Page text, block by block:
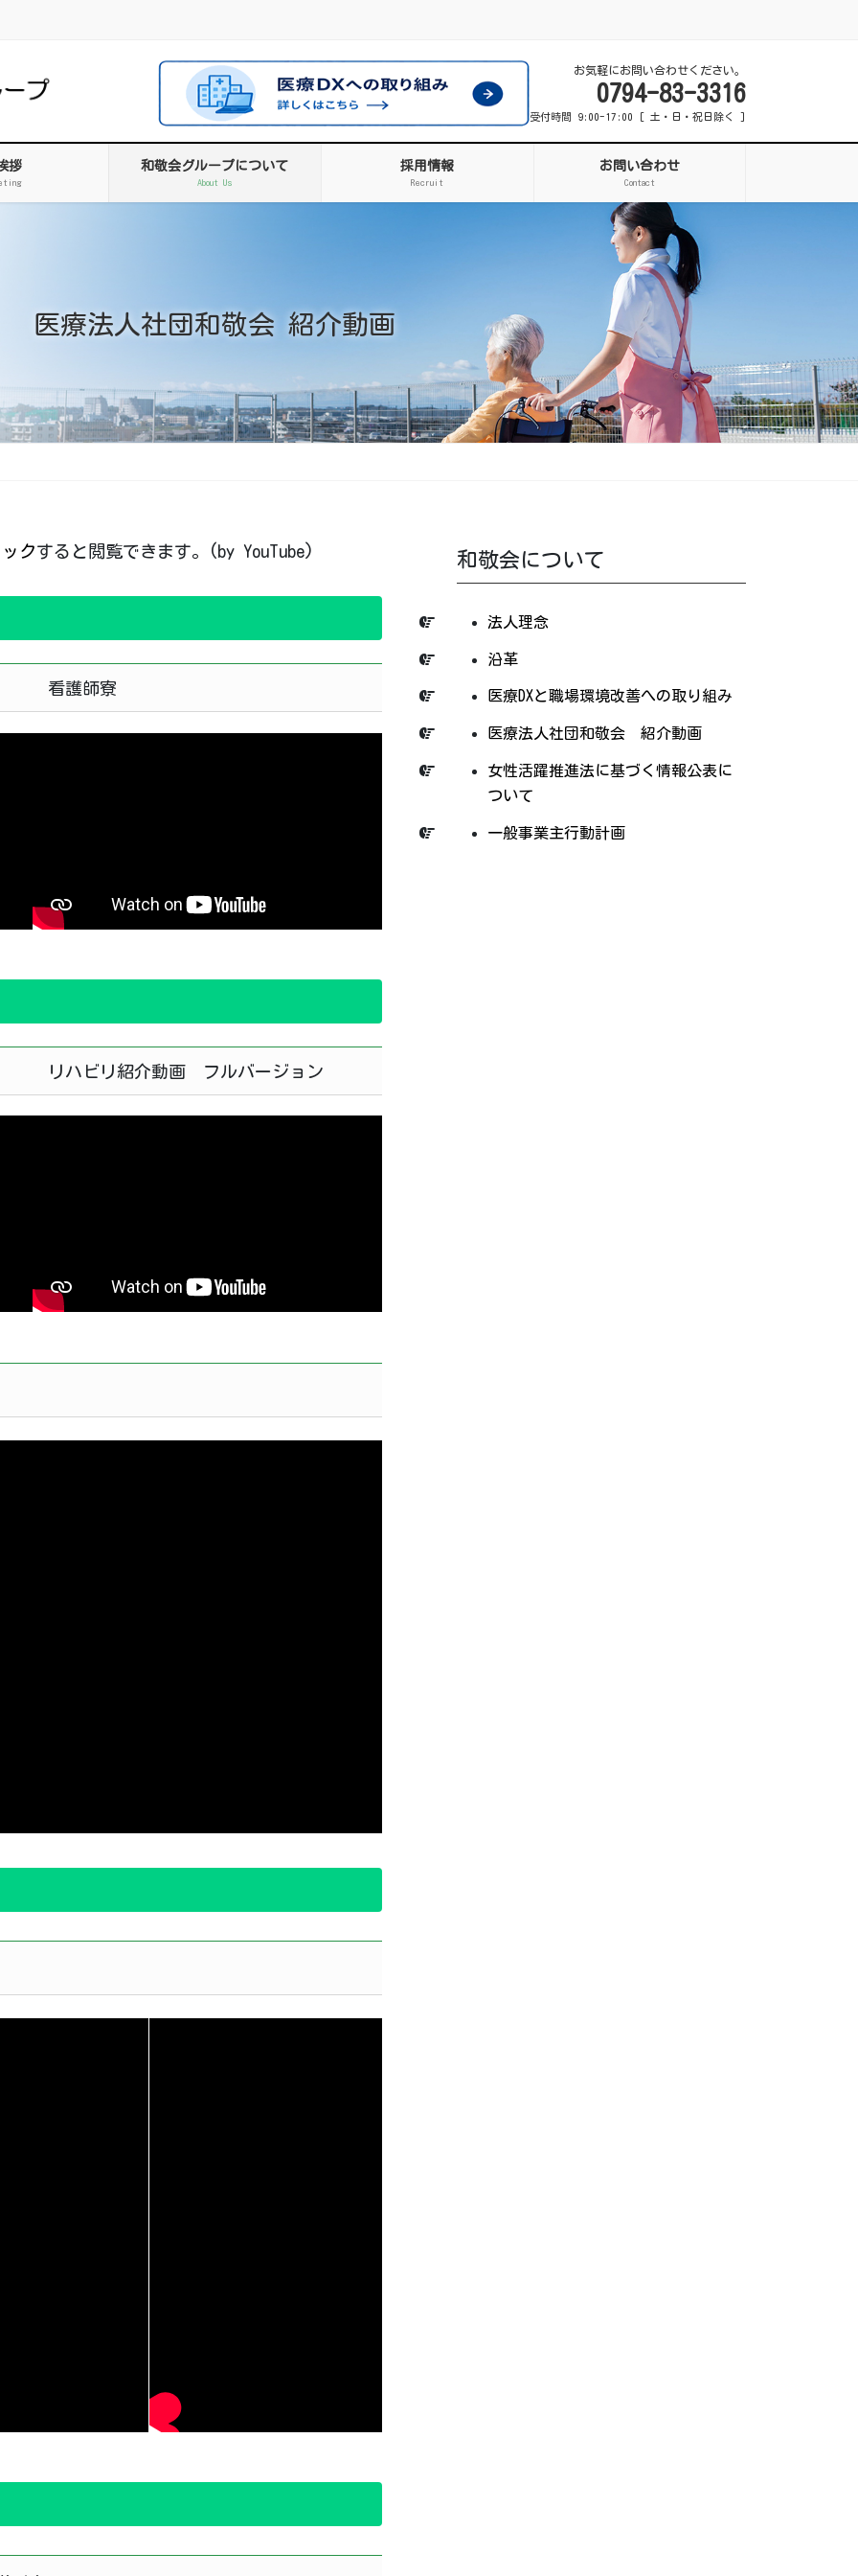
お気軽にお問い合わせください。
0794-83-3316
受付時間 9:00-17:00 [ 土・日・祝日除く ]
拶 和敬会グループについて
About Us
採用情報
Recruit
お問い合わせ
Contact
医療法人社団和敬会 紹介動画
クすると閲覧できます。(by YouTube)
看護師寮
リハビリ紹介動画 フルバージョン
和敬会について
法人理念
沿革
医療DXと職場環境改善への取り組み
医療法人社団和敬会 紹介動画
女性活躍推進法に基づく情報公表に
ついて
一般事業主行動計画